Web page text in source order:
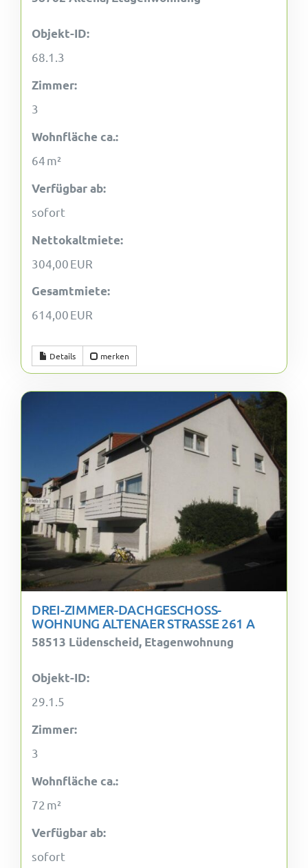
Objekt-ID:
68.1.3
Zimmer:
3
Wohnfläche ca.:
64 m²
Verfügbar ab:
sofort
Nettokaltmiete:
304,00 EUR
Gesamtmiete:
614,00 EUR
Details merken
DREI-ZIMMER-DACHGESCHOSS-
WOHNUNG ALTENAER STRASSE 261 A
58513 Lüdenscheid, Etagenwohnung
Objekt-ID:
29.1.5
Zimmer:
3
Wohnfläche ca.:
72 m²
Verfügbar ab:
sofort